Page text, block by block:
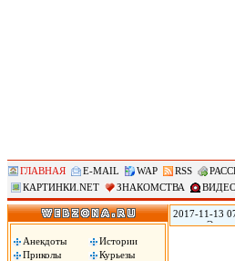
ГЛАВНАЯ E-MAIL WAP RSS
КАРТИНКИ.NET
ЗНАКОМСТВА
Анекдоты
Истории
Приколы
Курьезы
2017-11-13
городе
Пули